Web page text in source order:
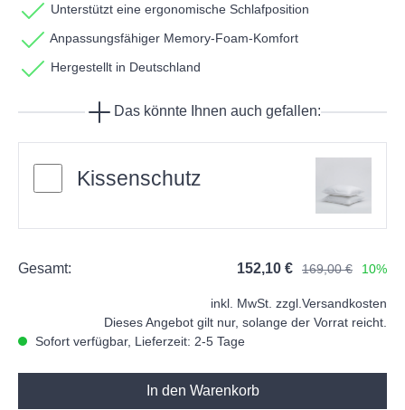
Unterstützt eine ergonomische Schlafposition
Anpassungsfähiger Memory-Foam-Komfort
Hergestellt in Deutschland
Das könnte Ihnen auch gefallen:
Kissenschutz
Gesamt: 152,10 € 169,00 € 10%
inkl. MwSt. zzgl.Versandkosten
Dieses Angebot gilt nur, solange der Vorrat reicht.
Sofort verfügbar, Lieferzeit: 2-5 Tage
In den Warenkorb